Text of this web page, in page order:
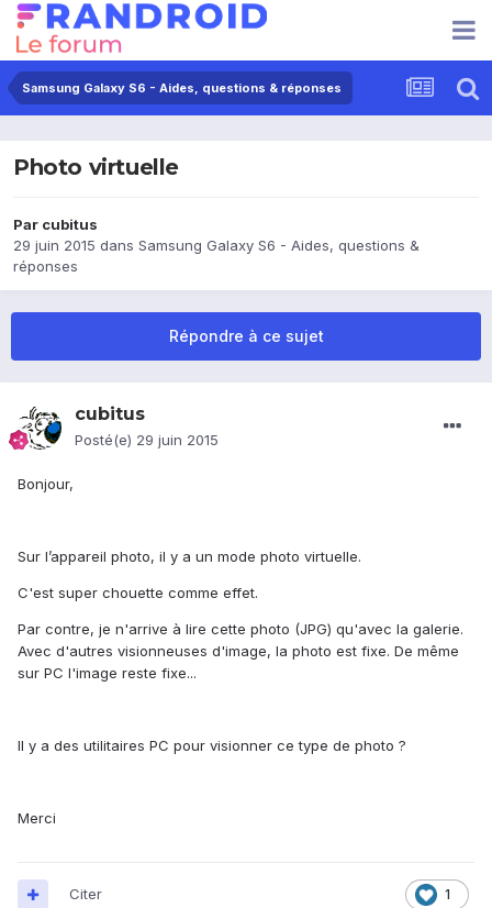
Samsung Galaxy S6 - Aides, questions & réponses
Photo virtuelle
Par cubitus
29 juin 2015 dans Samsung Galaxy S6 - Aides, questions &
réponses
Répondre à ce sujet
cubitus
Posté(e) 29 juin 2015
Bonjour,
Sur l’appareil photo, il y a un mode photo virtuelle.
C'est super chouette comme effet.
Par contre, je n'arrive à lire cette photo (JPG) qu'avec la galerie.
Avec d'autres visionneuses d'image, la photo est fixe. De même
sur PC l'image reste fixe...
Il y a des utilitaires PC pour visionner ce type de photo ?
Merci
1
Citer